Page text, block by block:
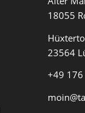
18055
23564
+49